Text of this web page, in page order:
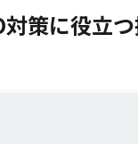
策に役立